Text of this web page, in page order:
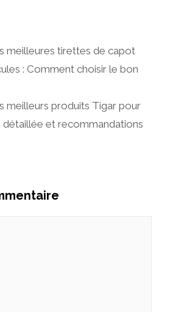
meilleures tirettes de capot
: Comment choisir le bon
meilleurs produits Tigar pour
détaillée et recommandations